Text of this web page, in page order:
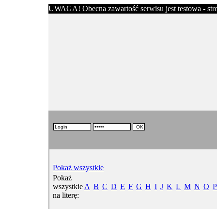
UWAGA! Obecna zawartość serwisu jest testowa -
Pokaż wszystkie
Pokaż
wszystkie
na literę:
A B C D E F G H I J K L M N O P